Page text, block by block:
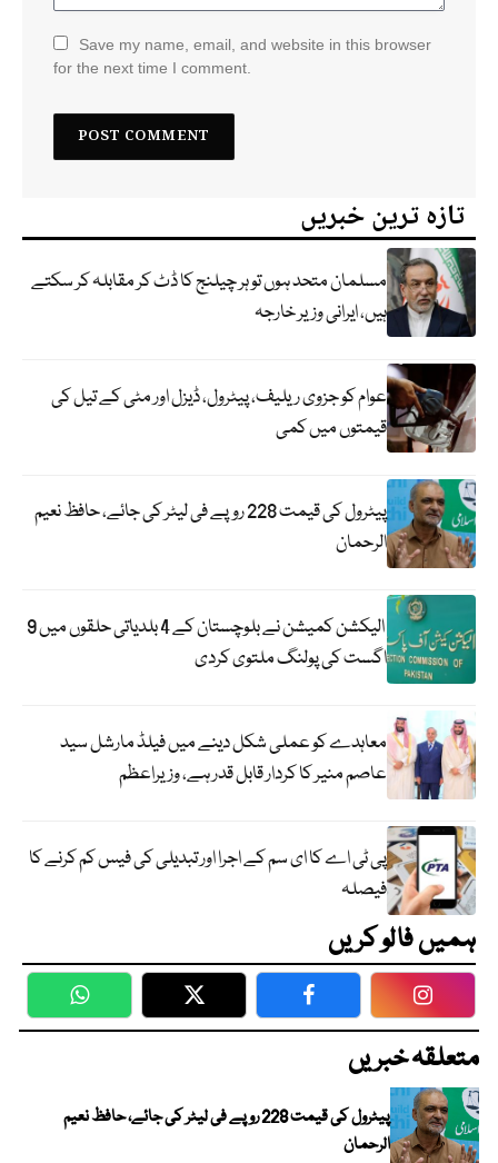
Save my name, email, and website in this browser
for the next time I comment.
تازہ ترین خبریں
مسلمان متحد ہوں تو ہر چیلنج کا ڈٹ کر مقابلہ کر سکتے
ہیں، ایرانی وزیر خارجہ
عوام کو جزوی ریلیف، پیٹرول، ڈیزل اور مٹی کے تیل کی
قیمتوں میں کمی
پیٹرول کی قیمت 228 روپے فی لیٹر کی جائے، حافظ نعیم
الرحمان
الیکشن کمیشن نے بلوچستان کے 4 بلدیاتی حلقوں میں 9
اگست کی پولنگ ملتوی کردی
معاہدے کو عملی شکل دینے میں فیلڈ مارشل سید
عاصم منیر کا کردار قابل قدر ہے، وزیراعظم
پی ٹی اے کا ای سم کے اجرا اور تبدیلی کی فیس کم کرنے کا
فیصلہ
ہمیں فالو کریں
WhatsApp Twitter Facebook
متعلقہ خبریں
پیٹرول کی قیمت 228 روپے فی لیٹر کی جائے، حافظ نعیم
الرحمان